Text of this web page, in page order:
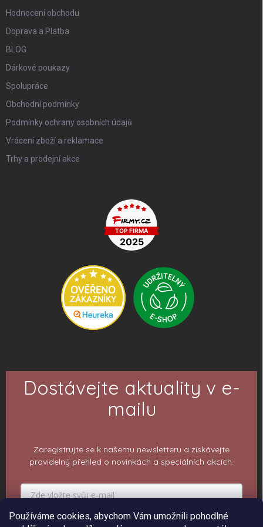
Používáme cookies, abychom Vám umožnili pohodlné
Hodnocení obchodu
Doprava a Platba
BLOG
Dárkové poukazy
Spolupráce
Obchodní podmínky
Podmínky ochrany osobních údajů
Vrácení zboží a reklamace
Trhy a prodejní akce
Dostávejte aktuality v e-
mailu
Zaregistrujte se k našemu newsletteru a získávejte
pravidelný přehled o novinkách a speciálních akcích.